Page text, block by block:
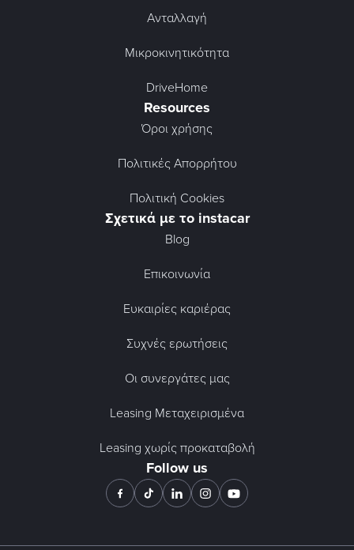
Ανταλλαγή
Μικροκινητικότητα
DriveHome
Resources
Όροι χρήσης
Πολιτικές Απορρήτου
Πολιτική Cookies
Σχετικά με το instacar
Blog
Επικοινωνία
Ευκαιρίες καριέρας
Συχνές ερωτήσεις
Οι συνεργάτες μας
Leasing Μεταχειρισμένα
Leasing χωρίς προκαταβολή
Follow us